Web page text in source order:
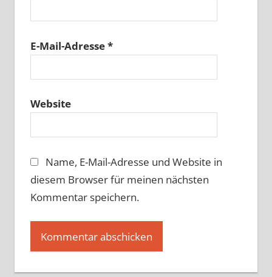
E-Mail-Adresse*
Website
Name, E-Mail-Adresse und Website in
diesem Browser für meinen nächsten
Kommentar speichern.